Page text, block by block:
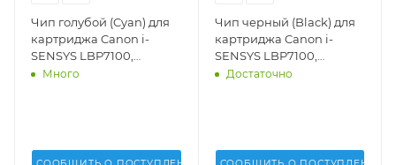
Чип голубой (Cyan) для
картриджа Canon i-
SENSYS LBP7100,
LBP7110, MF623CN,
Много
Чип черный (Black) для
картриджа Canon i-
SENSYS LBP7100,
LBP7110, MF623CN,
Достаточно